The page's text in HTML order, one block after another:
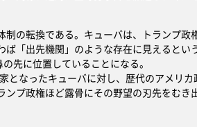
の転換である。キューバは、トランプ政
「出先機関」のような存在に見えるとい
先に位置していることになる。
なったキューバに対し、歴代のアメリカ
プ政権ほど露骨にその野望の刃先をむき